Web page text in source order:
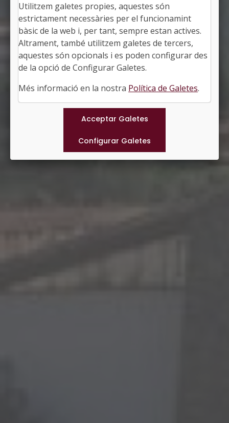
AIGUAFREDA
Alcalde: Miquel Parella i Codina
L'Osona, Barcelona
Població: 2.569
Superfície: 7,96 km2
http://www.aiguafreda.cat
Municipis
Utilitzem galetes propies, aquestes són
estrictament necessàries per el funcionamint
bàsic de la web i, per tant, sempre estan actives.
Altrament, també utilitzem galetes de tercers,
aquestes són opcionals i es poden configurar des
de la opció de Configurar Galetes.
Més informació en la nostra Política de Galetes.